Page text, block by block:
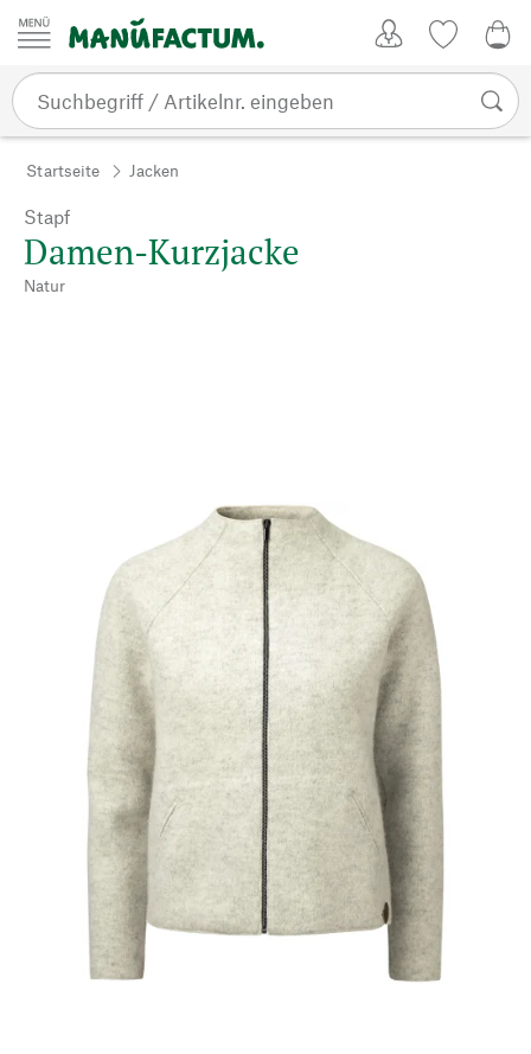
Zum Inhalt springen
Startseite Jacken
Stapf
Damen-Kurzjacke
Natur